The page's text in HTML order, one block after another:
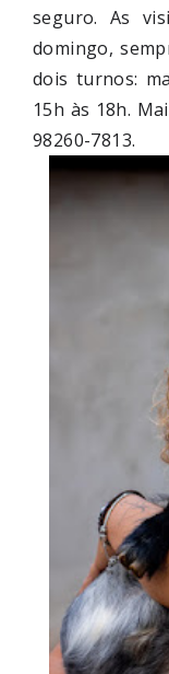
seguro. As
domingo,
dois turnos:
15h às 18h.
98260-7813.